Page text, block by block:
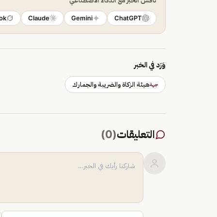
ChatGPT
Gemini
Claude
وَرَد في الخبر
جهةهيئة الزكاة والضريبة والجمارك
التعليقات(
0
)